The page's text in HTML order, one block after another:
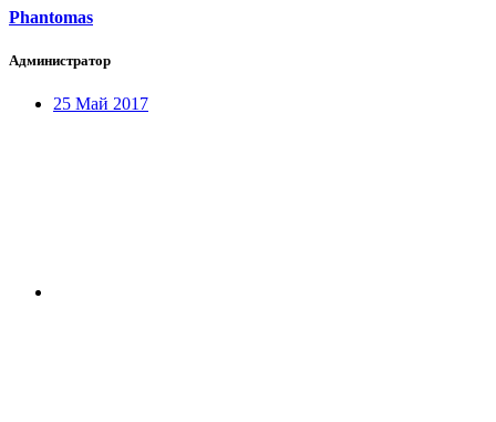
Phantomas
Администратор
25 Май 2017